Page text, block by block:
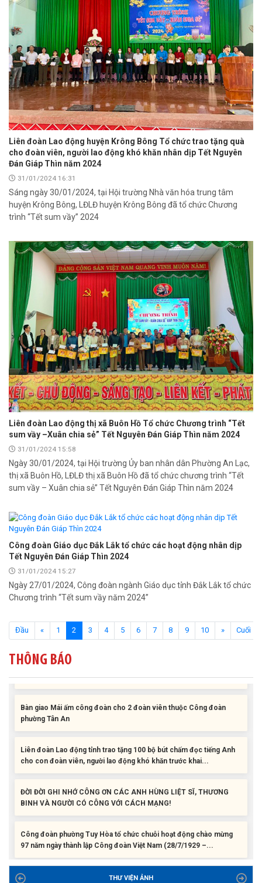
Liên đoàn Lao động huyện Krông Bông Tổ chức trao tặng quà
cho đoàn viên, người lao động khó khăn nhân dịp Tết Nguyên
Đán Giáp Thìn năm 2024
31/01/2024 16:31
Sáng ngày 30/01/2024, tại Hội trường Nhà văn hóa trung tâm
huyện Krông Bông, LĐLĐ huyện Krông Bông đã tổ chức Chương
trình “Tết sum vầy” 2024
Liên đoàn Lao động thị xã Buôn Hồ Tổ chức Chương trình “Tết
sum vầy –Xuân chia sẻ” Tết Nguyên Đán Giáp Thìn năm 2024
31/01/2024 15:58
Ngày 30/01/2024, tại Hội trường Ủy ban nhân dân Phường An Lạc,
thị xã Buôn Hồ, LĐLĐ thị xã Buôn Hồ đã tổ chức chương trình “Tết
sum vầy – Xuân chia sẻ” Tết Nguyên Đán Giáp Thìn năm 2024
Công đoàn Giáo dục Đắk Lắk tổ chức các hoạt động nhân dịp
Tết Nguyên Đán Giáp Thìn 2024
31/01/2024 15:27
Ngày 27/01/2024, Công đoàn ngành Giáo dục tỉnh Đắk Lắk tổ chức
Chương trình “Tết sum vầy năm 2024”
Đầu « 1 2 (current)
3 4 5 6 7 8 9 10 » Cuối
THÔNG BÁO
Liên đoàn Lao động tỉnh tổ chức trao kinh phí hỗ trợ xây dựng nhà
Liên đoàn Lao động tỉnh trao tặng 100 bộ bút chấm đọc tiếng Anh
ĐỜI ĐỜI GHI NHỚ CÔNG ƠN CÁC ANH HÙNG LIỆT SĨ, THƯƠNG
Công đoàn phường Tuy Hòa tổ chức chuỗi hoạt động chào mừng
Liên đoàn Lao động tỉnh tổ chức trao kinh phí hỗ trợ xây dựng nhà
THƯ VIỆN ẢNH